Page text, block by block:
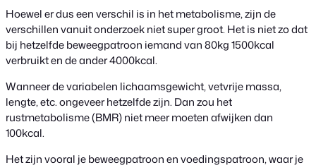
Hoewel er dus een verschil is in het metabolisme, zijn de
verschillen vanuit onderzoek niet super groot. Het is niet zo dat
bij hetzelfde beweegpatroon iemand van 80kg 1500kcal
verbruikt en de ander 4000kcal.
Wanneer de variabelen lichaamsgewicht, vetvrije massa,
lengte, etc. ongeveer hetzelfde zijn. Dan zou het
rustmetabolisme (BMR) niet meer moeten afwijken dan
100kcal.
Het zijn vooral je beweegpatroon en voedingspatroon, waar je